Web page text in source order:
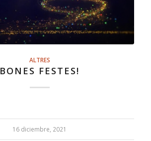
ALTRES
BONES FESTES!
16 diciembre, 2021